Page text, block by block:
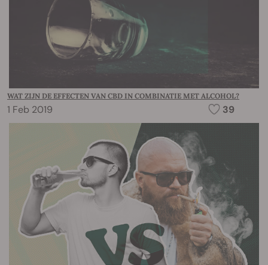
WAT ZIJN DE EFFECTEN VAN CBD IN COMBINATIE MET ALCOHOL?
1 Feb 2019 39